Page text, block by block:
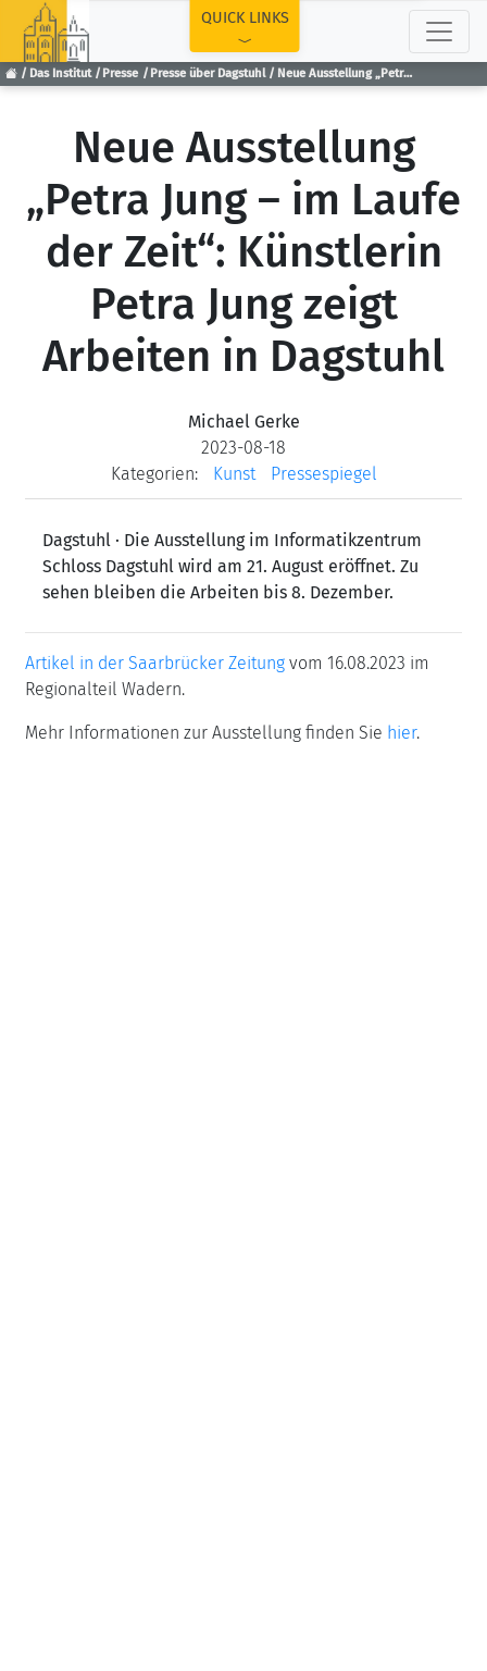
Das Institut Presse Presse über Dagstuhl Neue Ausstellung „Petra Jung – im Laufe der Zeit“: Künstlerin Petra Jung zeigt Arbeiten in Dagstuhl
QUICK LINKS
Neue Ausstellung
„Petra Jung – im Laufe
der Zeit“: Künstlerin
Petra Jung zeigt
Arbeiten in Dagstuhl
Michael Gerke
2023-08-18
Kategorien:
Kunst Pressespiegel
Dagstuhl · Die Ausstellung im Informatikzentrum
Schloss Dagstuhl wird am 21. August eröffnet. Zu
sehen bleiben die Arbeiten bis 8. Dezember.
Artikel in der Saarbrücker Zeitung vom 16.08.2023 im
Regionalteil Wadern.
Mehr Informationen zur Ausstellung finden Sie hier.